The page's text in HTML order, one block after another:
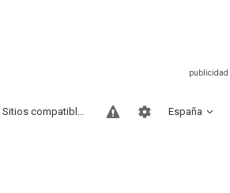
España
Sitios compatibles